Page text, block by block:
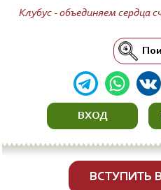
Клубус - объединяем сердца
ВХОД
ВСТУПИТЬ